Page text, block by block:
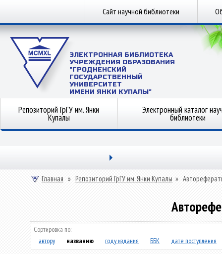
Сайт научной библиотеки
ЭЛЕКТРОННАЯ БИБЛИОТЕКА
УЧРЕЖДЕНИЯ ОБРАЗОВАНИЯ
"ГРОДНЕНСКИЙ
ГОСУДАРСТВЕННЫЙ
УНИВЕРСИТЕТ
ИМЕНИ ЯНКИ КУПАЛЫ"
Репозиторий ГрГУ им. Янки
Купалы
Электронный каталог
библиотеки
Главная » Репозиторий ГрГУ им. Янки Купалы »
Сортировка по:
автору
названию году издания ББК дате поступления